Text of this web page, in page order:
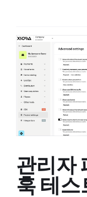
관리자
훅 테스